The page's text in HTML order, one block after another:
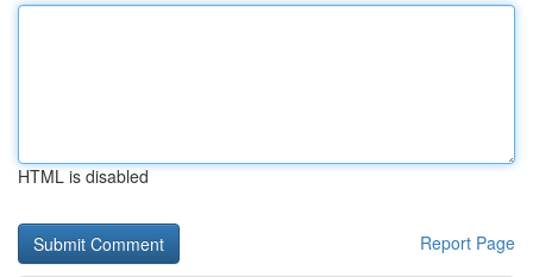
HTML is disabled
Report Page